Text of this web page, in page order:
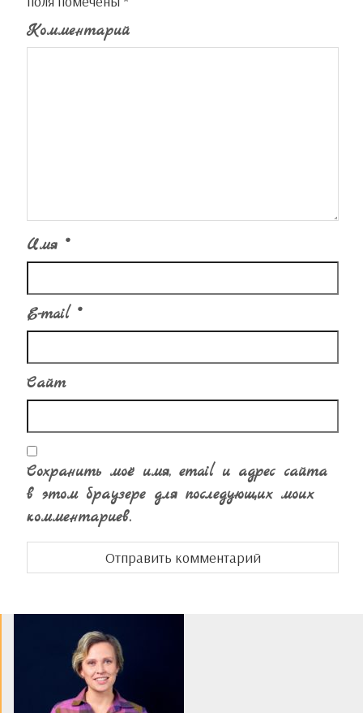
Комментарий
Имя *
E-mail *
Сайт
Сохранить моё имя, email и адрес сайта
в этом браузере для последующих моих
комментариев.